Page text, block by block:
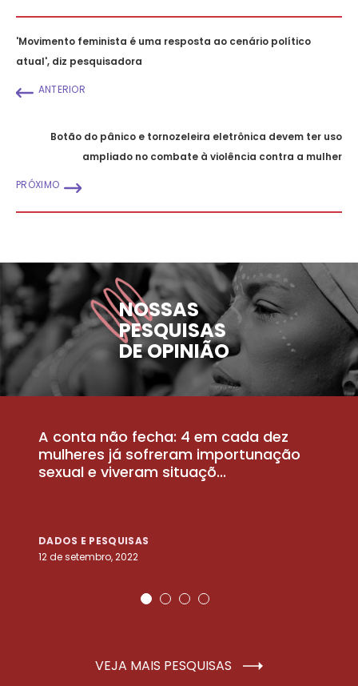
'Movimento feminista é uma resposta ao cenário político
atual', diz pesquisadora
ANTERIOR
Botão do pânico e tornozeleira eletrônica devem ter uso
ampliado no combate à violência contra a mulher
PRÓXIMO
NOSSAS
PESQUISAS
DE OPINIÃO
A conta não fecha: 4 em cada dez
mulheres já sofreram importunação
sexual e viveram situaçõ...
DADOS E PESQUISAS
12 de setembro, 2022
VEJA MAIS PESQUISAS